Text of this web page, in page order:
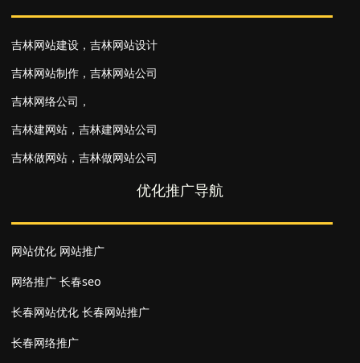
吉林网站建设 ，吉林网站设计
吉林网站制作 ，吉林网站公司
吉林网络公司 ，
吉林建网站 ，吉林建网站公司
吉林做网站 ，吉林做网站公司
优化推广导航
网站优化 网站推广
网络推广 长春seo
长春网站优化 长春网站推广
长春网络推广